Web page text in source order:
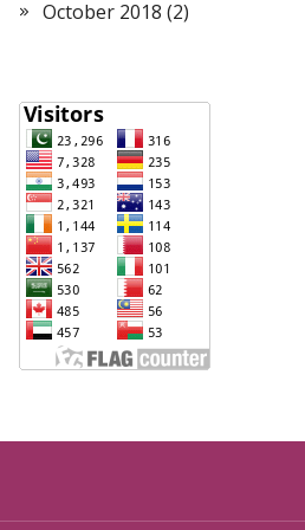
October 2018 (2)